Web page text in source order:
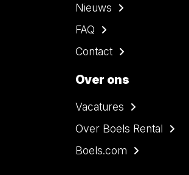
Nieuws
FAQ
Contact
Over ons
Vacatures
Over Boels Rental
Boels.com